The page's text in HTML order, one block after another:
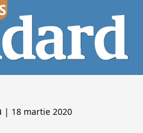
| 18 martie 2020